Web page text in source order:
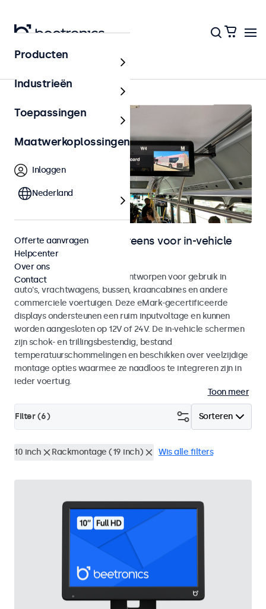
In-vehicle
Monitoren en touchscreens voor in-vehicle
gebruik
Monitoren en touchscreens ontworpen voor gebruik in
auto's, vrachtwagens, bussen, kraancabines en andere
commerciele voertuigen. Deze eMark-gecertificeerde
displays ondersteunen een ruim inputvoltage en kunnen
worden aangesloten op 12V of 24V. De in-vehicle schermen
zijn schok- en trillingsbestendig, bestand
temperatuurschommelingen en beschikken over veelzijdige
montage opties waarmee ze naadloos te integreren zijn in
ieder voertuig.
Toon meer
Sorteren
Filter (6)
10 inch Rackmontage (19 inch) Wis alle filters
Producten
Industrieën
Toepassingen
Maatwerkoplossingen
Inloggen
Nederland
Offerte aanvragen
Helpcenter
Over ons
Contact